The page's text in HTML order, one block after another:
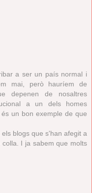
a ser un país normal i
mai, però hauríem de
depenen de nosaltres
a un dels homes
un bon exemple de que
blogs que s'han afegit a
I ja sabem que molts